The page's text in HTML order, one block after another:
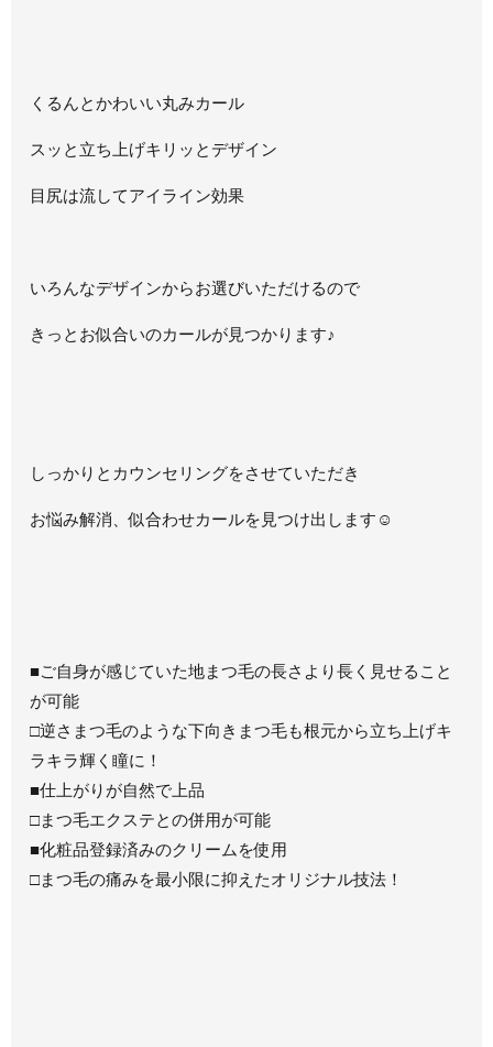
くるんとかわいい丸みカール
スッと立ち上げキリッとデザイン
目尻は流してアイライン効果
いろんなデザインからお選びいただけるので
きっとお似合いのカールが見つかります♪
しっかりとカウンセリングをさせていただき
お悩み解消、似合わせカールを見つけ出します☺
■ご自身が感じていた地まつ毛の長さより長く見せること
が可能
□逆さまつ毛のような下向きまつ毛も根元から立ち上げキ
ラキラ輝く瞳に！
■仕上がりが自然で上品
□まつ毛エクステとの併用が可能
■化粧品登録済みのクリームを使用
□まつ毛の痛みを最小限に抑えたオリジナル技法！